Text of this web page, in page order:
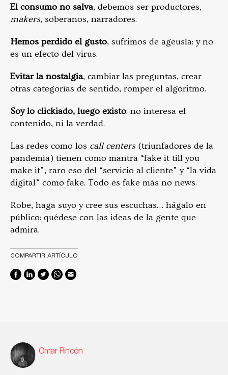
El consumo no salva, debemos ser productores,
makers, soberanos, narradores.
Hemos perdido el gusto, sufrimos de ageusía: y no
es un efecto del virus.
Evitar la nostalgia, cambiar las preguntas, crear
otras categorías de sentido, romper el algoritmo.
Soy lo clickiado, luego existo: no interesa el
contenido, ni la verdad.
Las redes como los call centers (triunfadores de la
pandemia) tienen como mantra “fake it till you
make it”, raro eso del “servicio al cliente” y “la vida
digital” como fake. Todo es fake más no news.
Robe, haga suyo y cree sus escuchas… hágalo en
público: quédese con las ideas de la gente que
admira.
COMPARTIR ARTÍCULO
Omar Rincón